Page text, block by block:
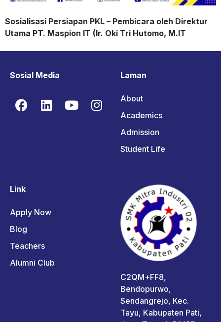
Sosialisasi Persiapan PKL – Pembicara oleh Direktur
Utama PT. Maspion IT (Ir. Oki Tri Hutomo, M.IT
Sosial Media Laman
About
Academics
Admission
Student Life
Link
Apply Now
Blog
Teachers
Alumni Club
C2QM+FF8,
Bendopurwo,
Sendangrejo, Kec.
Tayu, Kabupaten Pati,